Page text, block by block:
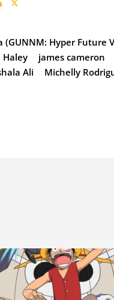
(GUNNM: Hyper Future
Haley james cameron
Ali Michelly